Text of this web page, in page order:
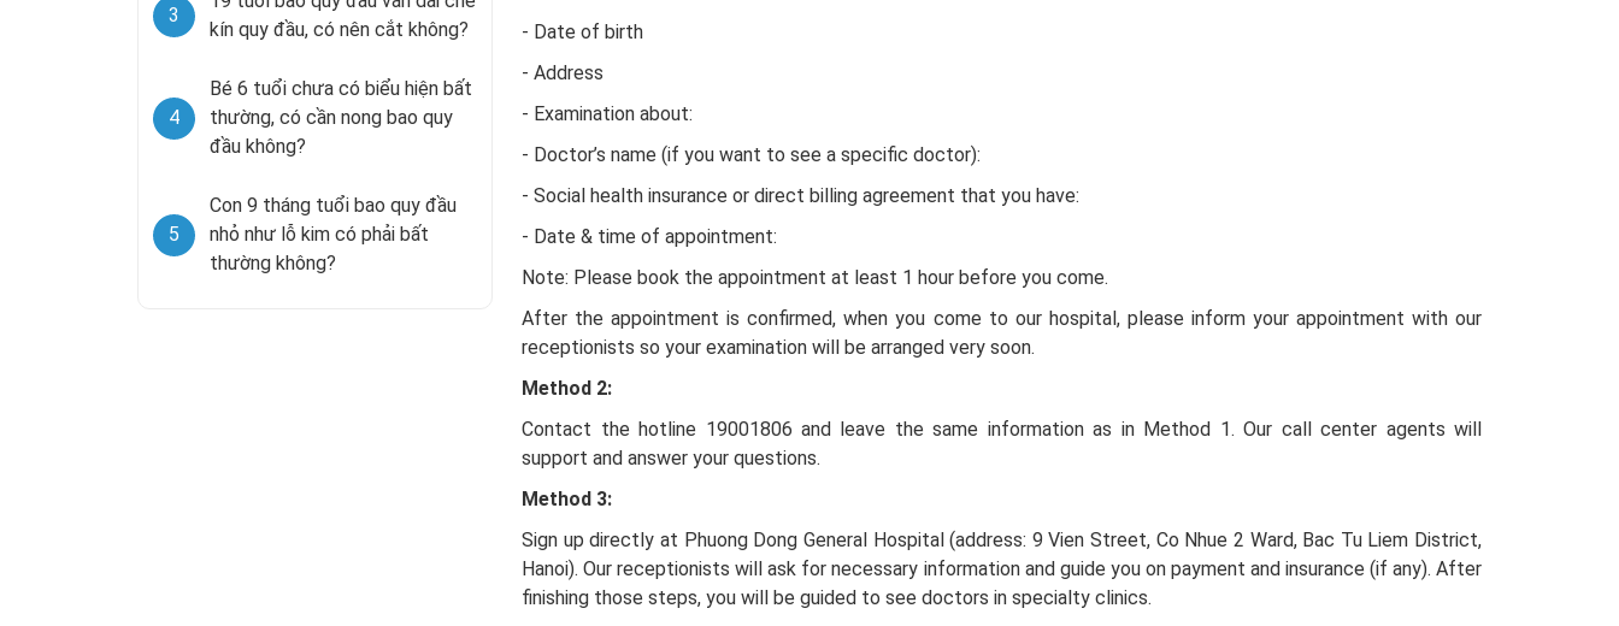
- Date of birth
- Address
- Examination about:
- Doctor’s name (if you want to see a specific doctor):
- Social health insurance or direct billing agreement that you have:
- Date & time of appointment:
Note: Please book the appointment at least 1 hour before you come.
After the appointment is confirmed, when you come to our hospital, please inform your appointment with our
receptionists so your examination will be arranged very soon.
Method 2:
Contact the hotline 19001806 and leave the same information as in Method 1. Our call center agents will
support and answer your questions.
Method 3:
Sign up directly at Phuong Dong General Hospital (address: 9 Vien Street, Co Nhue 2 Ward, Bac Tu Liem District,
Hanoi). Our receptionists will ask for necessary information and guide you on payment and insurance (if any). After
finishing those steps, you will be guided to see doctors in specialty clinics.
3
kín quy đầu, có nên cắt không?
4
Bé 6 tuổi chưa có biểu hiện bất
thường, có cần nong bao quy
đầu không?
5
Con 9 tháng tuổi bao quy đầu
nhỏ như lỗ kim có phải bất
thường không?